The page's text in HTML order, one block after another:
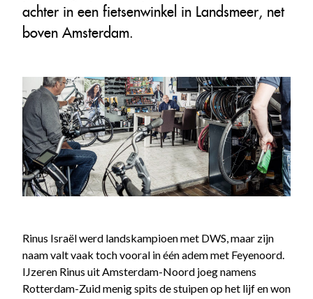
achter in een fietsenwinkel in Landsmeer, net
boven Amsterdam.
Rinus Israël werd landskampioen met DWS, maar zijn
naam valt vaak toch vooral in één adem met Feyenoord.
IJzeren Rinus uit Amsterdam-Noord joeg namens
Rotterdam-Zuid menig spits de stuipen op het lijf en won